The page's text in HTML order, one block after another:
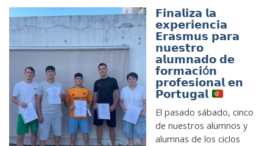
𝗙𝗶𝗻𝗮𝗹𝗶𝘇𝗮 𝗹𝗮
𝗲𝘅𝗽𝗲𝗿𝗶𝗲𝗻𝗰𝗶𝗮
𝗘𝗿𝗮𝘀𝗺𝘂𝘀 𝗽𝗮𝗿𝗮
𝗻𝘂𝗲𝘀𝘁𝗿𝗼
𝗮𝗹𝘂𝗺𝗻𝗮𝗱𝗼 𝗱𝗲
𝗳𝗼𝗿𝗺𝗮𝗰𝗶ó𝗻
𝗽𝗿𝗼𝗳𝗲𝘀𝗶𝗼𝗻𝗮𝗹 𝗲𝗻
𝗣𝗼𝗿𝘁𝘂𝗴𝗮𝗹
El pasado sábado, cinco
de nuestros alumnos y
alumnas de los ciclos